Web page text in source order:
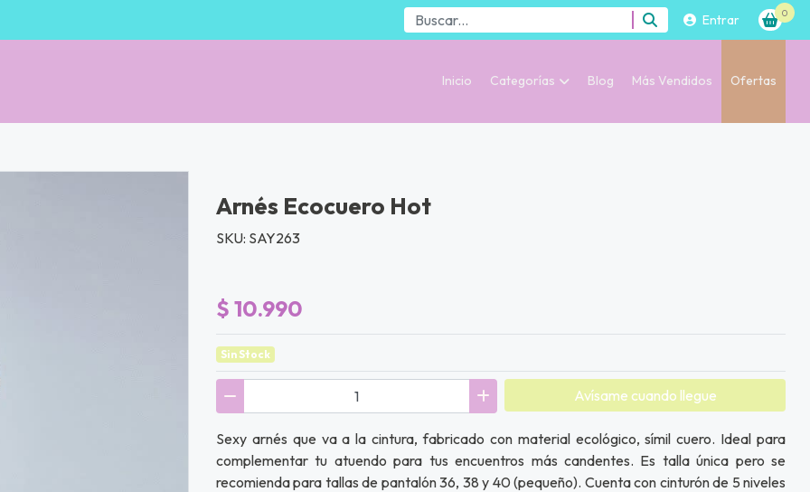
Entrar 0
Inicio Categorías Blog Más Vendidos Ofertas
Arnés Ecocuero Hot
SKU: SAY263
$ 10.990
Sin Stock
Avísame cuando llegue
Sexy arnés que va a la cintura, fabricado con material ecológico, símil cuero. Ideal para
complementar tu atuendo para tus encuentros más candentes. Es talla única pero se
recomienda para tallas de pantalón 36, 38 y 40 (pequeño). Cuenta con cinturón de 5 niveles